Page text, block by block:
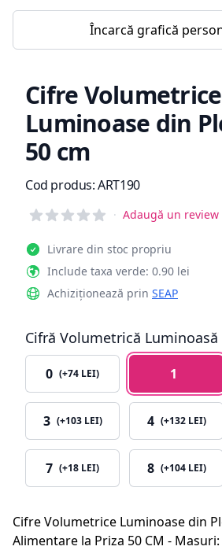
Încarcă grafică
Cifre Volumetrice
Luminoase din
50 cm
Informații de produs
Cod produs:ART190
Reviews
· Adaugă un review
Livrare din stoc propriu
Include taxa verde: 0.90 lei
Achiziționează prin SEAP
Cifră Volumetrică Luminoasă
Opțiune Cifră Volumetrică
0 (+74 LEI) 1
3 (+103 LEI) 4 (+132 LEI)
7 (+18 LEI) 8 (+104 LEI)
Cifre Volumetrice Luminoase din
Alimentare la Priza 50 CM -